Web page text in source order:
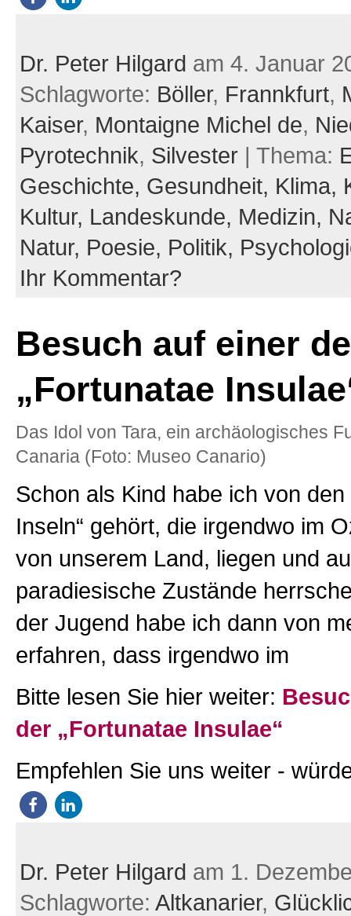
Dr. Peter Hilgard am 4. Januar
Schlagworte: Böller, Frannkfurt,
Kaiser, Montaigne Michel de,
Pyrotechnik, Silvester| Thema:
Geschichte, Gesundheit, Klima,
Kultur, Landeskunde, Medizin,
Natur, Poesie, Politik,
Ihr Kommentar?
Besuch auf einer
„Fortunatae
Das Idol von Tara, ein archäologisches
Canaria (Foto: Museo Canario)
Schon als Kind habe ich von den
Inseln“ gehört, die irgendwo im
von unserem Land, liegen und
paradiesische Zustände
der Jugend habe ich dann von
erfahren, dass irgendwo im
Bitte lesen Sie hier weiter:
der „Fortunatae Insulae“
Empfehlen Sie uns weiter -
Dr. Peter Hilgard am 1.
Schlagworte: Altkanarier,